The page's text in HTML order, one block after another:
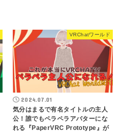
VRChatワールド
2024.07.01
気分はまるで有名タイトルの主人
公！誰でもペラペラアバターにな
れる『PaperVRC Prototype』が